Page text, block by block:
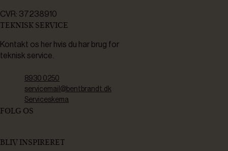
CVR: 37238910
TEKNISK SERVICE
Kontakt os her hvis du har brug for
teknisk service.
8930 0250
servicemail@bentbrandt.dk
Serviceskema
FØLG OS
BLIV INSPIRERET